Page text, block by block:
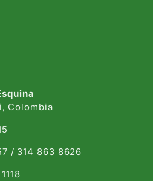
Colombia
/ 314 863 8626